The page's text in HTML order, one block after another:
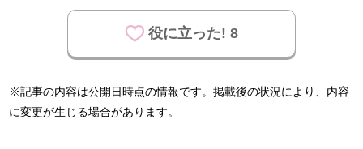
役に立った! 8
※記事の内容は公開日時点の情報です。掲載後の状況により、内容
に変更が生じる場合があります。